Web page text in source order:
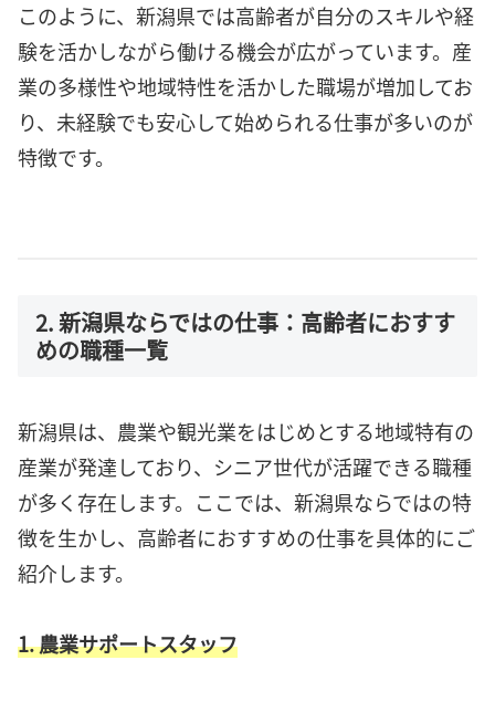
このように、新潟県では高齢者が自分のスキルや経
験を活かしながら働ける機会が広がっています。産
業の多様性や地域特性を活かした職場が増加してお
り、未経験でも安心して始められる仕事が多いのが
特徴です。
2. 新潟県ならではの仕事：高齢者におすす
めの職種一覧
新潟県は、農業や観光業をはじめとする地域特有の
産業が発達しており、シニア世代が活躍できる職種
が多く存在します。ここでは、新潟県ならではの特
徴を生かし、高齢者におすすめの仕事を具体的にご
紹介します。
1. 農業サポートスタッフ